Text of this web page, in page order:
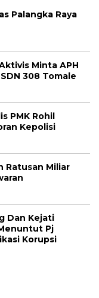
Palangka Raya
Minta APH
308 Tomale
PMK Rohil
Kepolisi
Ratusan Miliar
Dan Kejati
Pj
Korupsi